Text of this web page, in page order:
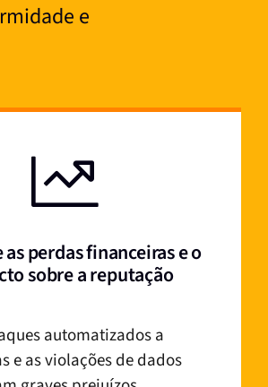
e
perdas financeiras e o
sobre a reputação
automatizados a
e as violações de dados